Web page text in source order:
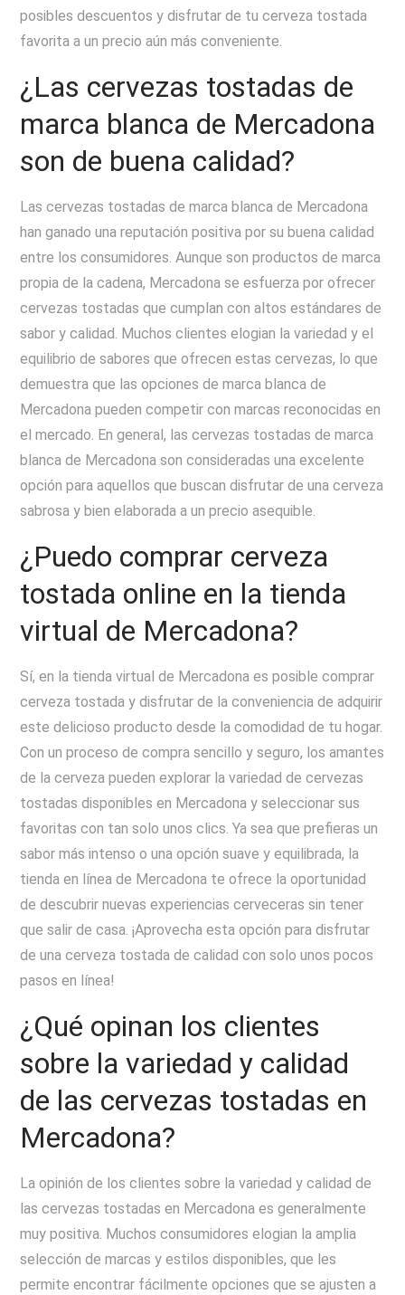
posibles descuentos y disfrutar de tu cerveza tostada
favorita a un precio aún más conveniente.
¿Las cervezas tostadas de
marca blanca de Mercadona
son de buena calidad?
Las cervezas tostadas de marca blanca de Mercadona
han ganado una reputación positiva por su buena calidad
entre los consumidores. Aunque son productos de marca
propia de la cadena, Mercadona se esfuerza por ofrecer
cervezas tostadas que cumplan con altos estándares de
sabor y calidad. Muchos clientes elogian la variedad y el
equilibrio de sabores que ofrecen estas cervezas, lo que
demuestra que las opciones de marca blanca de
Mercadona pueden competir con marcas reconocidas en
el mercado. En general, las cervezas tostadas de marca
blanca de Mercadona son consideradas una excelente
opción para aquellos que buscan disfrutar de una cerveza
sabrosa y bien elaborada a un precio asequible.
¿Puedo comprar cerveza
tostada online en la tienda
virtual de Mercadona?
Sí, en la tienda virtual de Mercadona es posible comprar
cerveza tostada y disfrutar de la conveniencia de adquirir
este delicioso producto desde la comodidad de tu hogar.
Con un proceso de compra sencillo y seguro, los amantes
de la cerveza pueden explorar la variedad de cervezas
tostadas disponibles en Mercadona y seleccionar sus
favoritas con tan solo unos clics. Ya sea que prefieras un
sabor más intenso o una opción suave y equilibrada, la
tienda en línea de Mercadona te ofrece la oportunidad
de descubrir nuevas experiencias cerveceras sin tener
que salir de casa. ¡Aprovecha esta opción para disfrutar
de una cerveza tostada de calidad con solo unos pocos
pasos en línea!
¿Qué opinan los clientes
sobre la variedad y calidad
de las cervezas tostadas en
Mercadona?
La opinión de los clientes sobre la variedad y calidad de
las cervezas tostadas en Mercadona es generalmente
muy positiva. Muchos consumidores elogian la amplia
selección de marcas y estilos disponibles, que les
permite encontrar fácilmente opciones que se ajusten a